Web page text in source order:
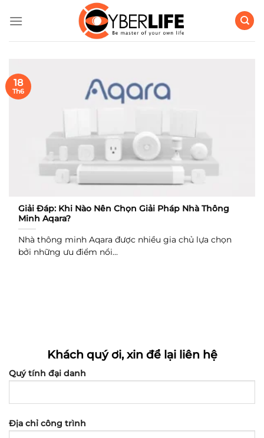
qua
Giải Đáp: Khi Nào Nên Chọn Giải Pháp Nhà Thông
Minh Aqara?
Nhà thông minh Aqara được nhiều gia chủ lựa chọn
bởi những ưu điểm nổi...
18
Th6
Khách quý ơi, xin để lại liên hệ
Quý tính đại danh
Địa chỉ công trình